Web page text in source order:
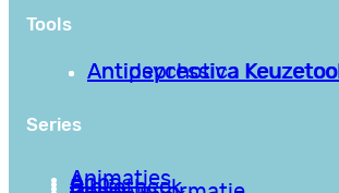
Tools
Antipsychotica Keuzetool
Antidepressiva Keuzetool
Series
Animaties
Apps
Bibliotheek